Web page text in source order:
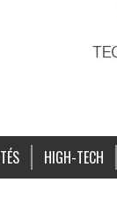
HIGH-TECH